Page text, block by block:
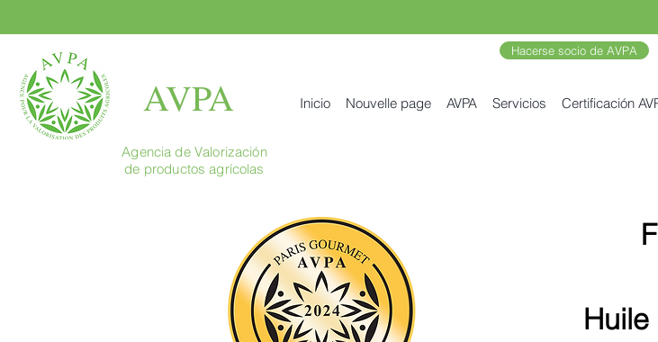
AVPA
Hacerse socio de AVPA
Inicio Nouvelle page AVPA Servicios Certificación
Agencia de Valorización
de productos agrícolas